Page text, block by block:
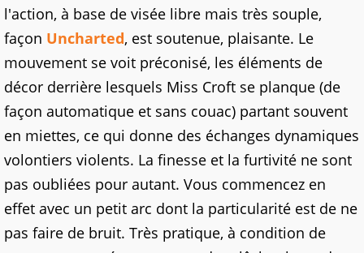
l'action, à base de visée libre mais très souple,
façon Uncharted, est soutenue, plaisante. Le
mouvement se voit préconisé, les éléments de
décor derrière lesquels Miss Croft se planque (de
façon automatique et sans couac) partant souvent
en miettes, ce qui donne des échanges dynamiques
volontiers violents. La finesse et la furtivité ne sont
pas oubliées pour autant. Vous commencez en
effet avec un petit arc dont la particularité est de ne
pas faire de bruit. Très pratique, à condition de